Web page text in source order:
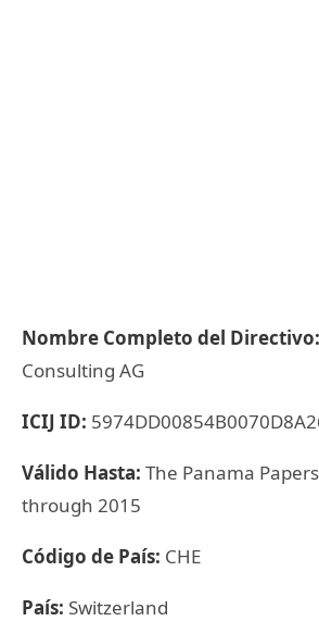
Nombre Completo del Directivo:
Consulting AG
ICIJ ID:
Válido Hasta: The Panama
through 2015
Código de País: CHE
País: Switzerland